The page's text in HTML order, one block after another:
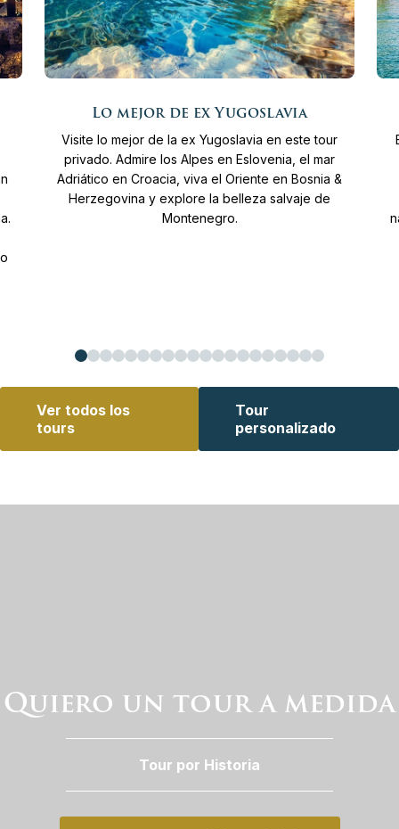
Días
Más info
Lo mejor de ex Yugoslavia
Visite lo mejor de la ex Yugoslavia en este tour
privado. Admire los Alpes en Eslovenia, el mar
Adriático en Croacia, viva el Oriente en Bosnia &
Herzegovina y explore la belleza salvaje de
Montenegro.
Ver todos los
tours
Tour
personalizado
Quiero un tour a medida
Tour por Historia